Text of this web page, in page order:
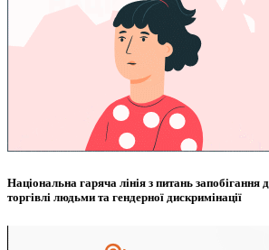
Національна гаряча лінія з питань
торгівлі людьми та гендерної дискримінації